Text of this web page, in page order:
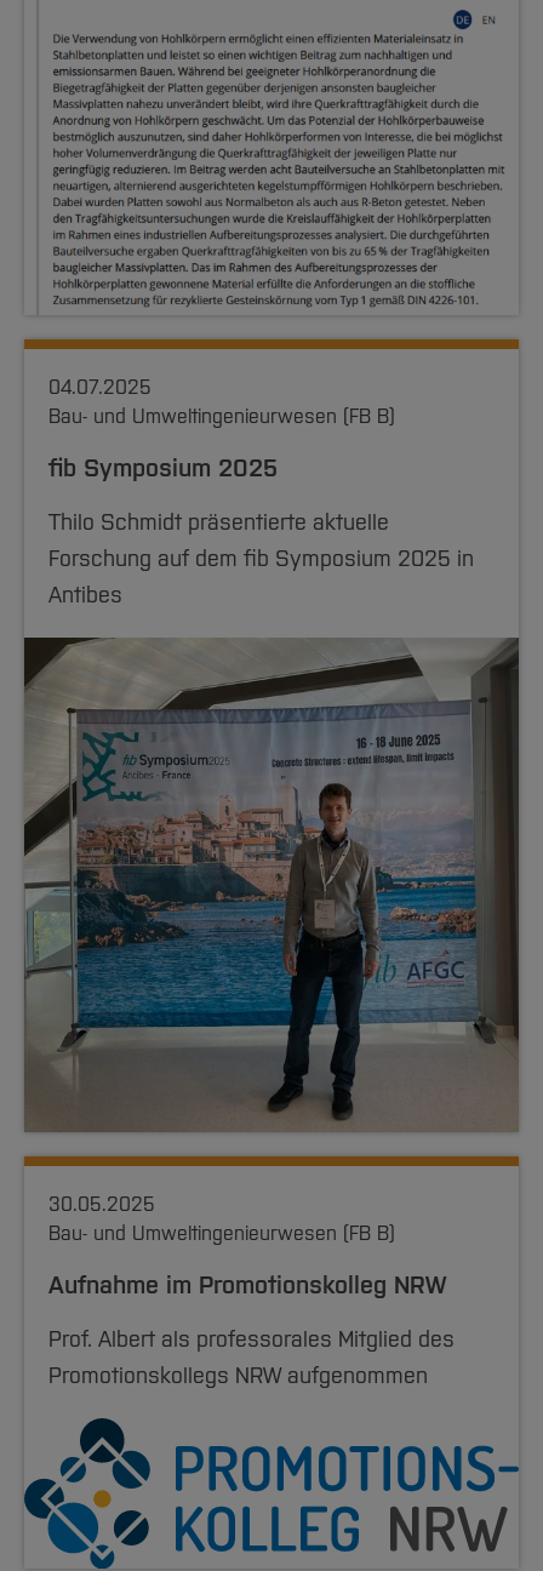
04.07.2025
Bau- und Umweltingenieurwesen (FB B)
fib Symposium 2025
Thilo Schmidt präsentierte aktuelle
Forschung auf dem fib Symposium 2025 in
Antibes
30.05.2025
Bau- und Umweltingenieurwesen (FB B)
Aufnahme im Promotionskolleg NRW
Prof. Albert als professorales Mitglied des
Promotionskollegs NRW aufgenommen